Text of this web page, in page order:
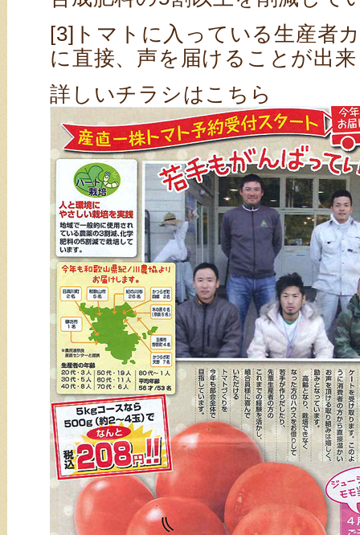
[3]トマトに入っている生産者
に直接、声を届けることが出
詳しいチラシはこちら